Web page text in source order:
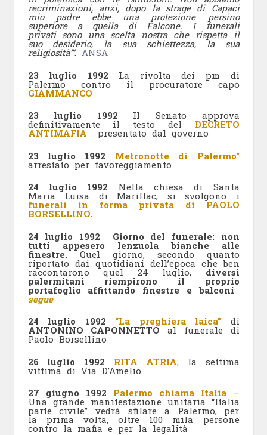
recriminazioni, anzi, dopo la strage di Capaci
mio padre ebbe una protezione persino
superiore a quella di Falcone. I funerali
privati sono una scelta nostra che rispetta il
suo desiderio, la sua schiettezza, la sua
religiosità”’. ANSA
23 luglio 1992 La rivolta dei pm di
Palermo contro il procuratore capo
GIAMMANCO
23 luglio 1992 Il Senato approva
definitivamente il testo del DECRETO
ANTIMAFIA
presentato dal governo
23 luglio 1992
Metronotte di Palermo”
arrestato per favoreggiamento
24 luglio 1992 Nella chiesa di Santa
Maria Luisa di Marillac, si svolgono i
funerali in forma privata di PAOLO
BORSELLINO.
24 luglio 1992 Giorno del funerale: non
tutti appesero lenzuola bianche alle
finestre.Quel giorno, secondo quanto
riportato dai quotidiani dell’epoca che ben
raccontarono quel 24 luglio, diversi
palermitani riempirono il proprio
portafoglio affittando finestre e balconi
segue
24 luglio 1992 “La preghiera laica” di
ANTONINO CAPONNETTO al funerale di
Paolo Borsellino
26 luglio 1992
RITA ATRIA, la settima
vittima di Via D’Amelio
27 giugno 1992 Palermo chiama Italia –
Una grande manifestazione unitaria “Italia
parte civile” vedrà sfilare a Palermo, per
la prima volta, oltre 100 mila persone
contro la mafia e per la legalità